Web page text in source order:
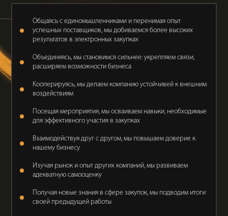
Общаясь с единомышленниками и перенимая опыт
успешных поставщиков, мы добиваемся более высоких
результатов в электронных закупках
Объединяясь, мы становимся сильнее: укрепляем связи,
расширяем возможности бизнеса
Кооперируясь, мы делаем компанию устойчивей к внешним
воздействиям
Посещая мероприятия, мы осваиваем навыки, необходимые
для эффективного участия в закупках
Взаимодействуя друг с другом, мы повышаем доверие к
нашему бизнесу
Изучая рынок и опыт других компаний, мы развиваем
адекватную самооценку
Получая новые знания в сфере закупок, мы подводим итоги
своей предыдущей работы